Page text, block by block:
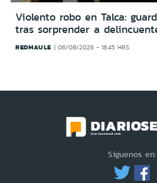
Violento robo en Talca:
tras sorprender a
REDMAULE 06/08/2026 - 18:45 HRS
Síguenos en: